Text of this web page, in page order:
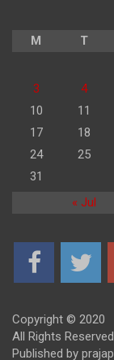
M
T
« Jul
3
4
10
11
17
18
24
25
31
Copyright © 2020
All Rights
Published by